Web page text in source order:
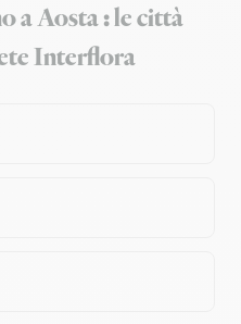
a Aosta : le città
Interflora